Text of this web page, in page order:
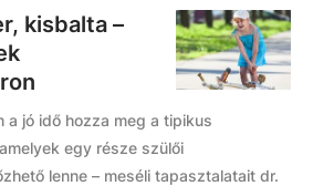
kisbalta –
a jó idő hozza meg a tipikus
egy része szülői
lenne – meséli tapasztalatait dr.